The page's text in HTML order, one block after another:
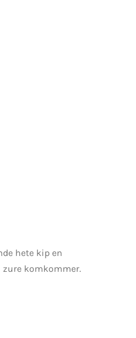
hete kip en
komkommer.